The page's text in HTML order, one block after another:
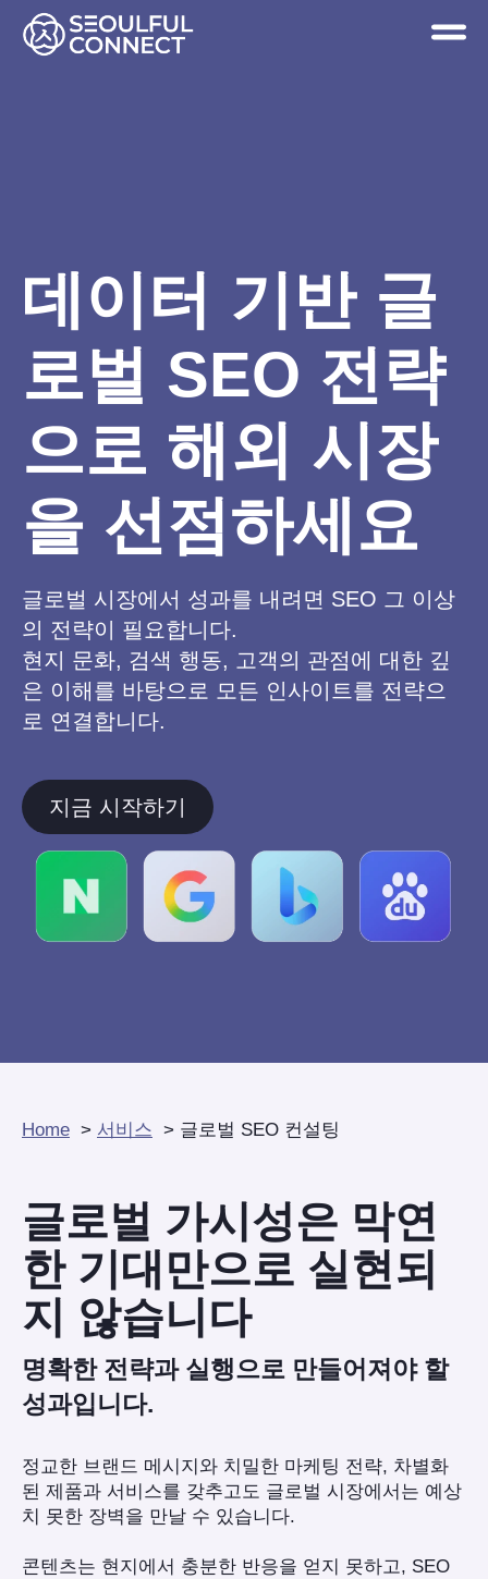
데이터 기반 글
로벌 SEO 전략
으로 해외 시장
을 선점하세요
글로벌 시장에서 성과를 내려면 SEO 그 이상
의 전략이 필요합니다.
현지 문화, 검색 행동, 고객의 관점에 대한 깊
은 이해를 바탕으로 모든 인사이트를 전략으
로 연결합니다.
지금 시작하기
Home 서비스 글로벌 SEO 컨설팅
글로벌 가시성은 막연
한 기대만으로 실현되
지 않습니다
명확한 전략과 실행으로 만들어져야 할
성과입니다.
정교한 브랜드 메시지와 치밀한 마케팅 전략, 차별화
된 제품과 서비스를 갖추고도 글로벌 시장에서는 예상
치 못한 장벽을 만날 수 있습니다.
콘텐츠는 현지에서 충분한 반응을 얻지 못하고, SEO